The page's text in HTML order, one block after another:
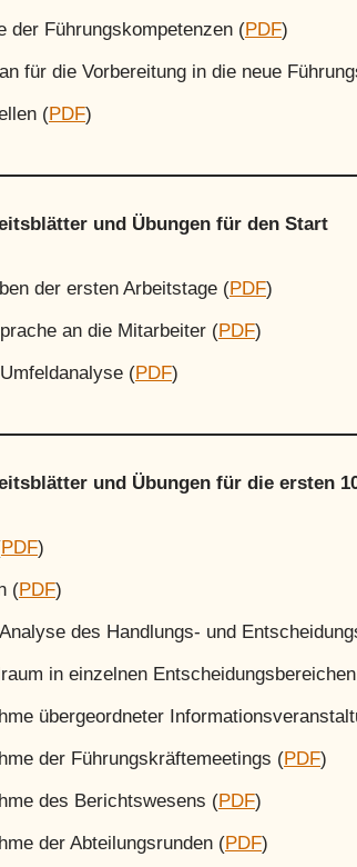
der Führungskompetenzen (PDF)
für die Vorbereitung in die neue
(PDF)
und Übungen für den Start
der ersten Arbeitstage (PDF)
an die Mitarbeiter (PDF)
(PDF)
und Übungen für die ersten
PDF)
(PDF)
des Handlungs- und
in einzelnen Entscheidungsbereichen
übergeordneter
der Führungskräftemeetings (PDF)
des Berichtswesens (PDF)
der Abteilungsrunden (PDF)